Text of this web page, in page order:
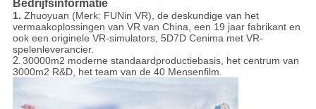
Bedrijfsinformatie
1. Zhuoyuan (Merk: FUNin VR), de deskundige van het
vermaakoplossingen van VR van China, een 19 jaar fabrikant en
ook een originele VR-simulators, 5D7D Cenima met VR-
spelenleverancier.
2. 30000m2 moderne standaardproductiebasis, het centrum van
3000m2 R&D, het team van de 40 Mensenfilm.